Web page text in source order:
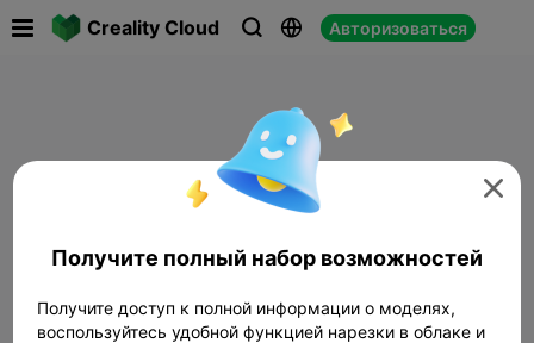
Creality Cloud   Авторизоваться

Получите полный набор возможностей
Получите доступ к полной информации о моделях,
воспользуйтесь удобной функцией нарезки в облаке и